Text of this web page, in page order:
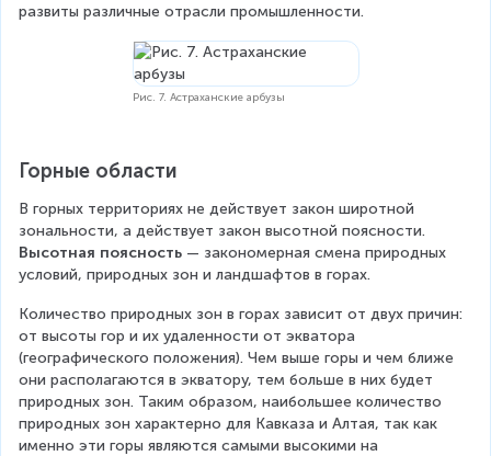
развиты различные отрасли промышленности.
Рис. 7. Астраханские арбузы
Горные области
В горных территориях не действует закон широтной
зональности, а действует закон высотной поясности.
Высотная поясность — закономерная смена природных
условий, природных зон и ландшафтов в горах.
Количество природных зон в горах зависит от двух причин:
от высоты гор и их удаленности от экватора
(географического положения). Чем выше горы и чем ближе
они располагаются в экватору, тем больше в них будет
природных зон. Таким образом, наибольшее количество
природных зон характерно для Кавказа и Алтая, так как
именно эти горы являются самыми высокими на